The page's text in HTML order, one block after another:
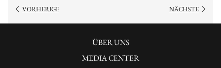
aktualisiert
VORHERIGE NÄCHSTE
ÜBER UNS
MEDIA CENTER